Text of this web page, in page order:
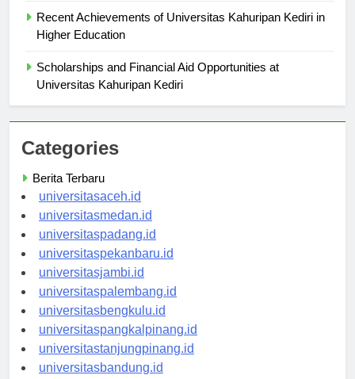
Recent Achievements of Universitas Kahuripan Kediri in
Higher Education
Scholarships and Financial Aid Opportunities at
Universitas Kahuripan Kediri
Categories
Berita Terbaru
universitasaceh.id
universitasmedan.id
universitaspadang.id
universitaspekanbaru.id
universitasjambi.id
universitaspalembang.id
universitasbengkulu.id
universitaspangkalpinang.id
universitastanjungpinang.id
universitasbandung.id